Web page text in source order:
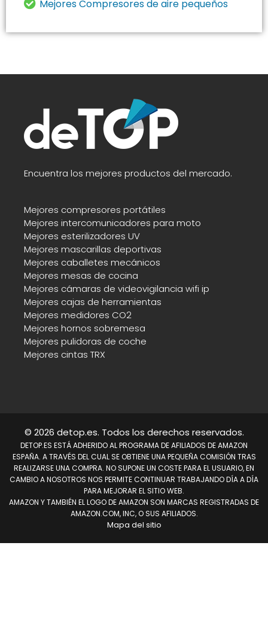
Mejores Compresores de aire pequeños
Encuentra los mejores productos del mercado.
Mejores compresores portátiles
Mejores intercomunicadores para moto
Mejores esterilizadores UV
Mejores mascarillas deportivas
Mejores caballetes mecánicos
Mejores mesas de cocina
Mejores cámaras de videovigilancia wifi ip
Mejores cajas de herramientas
Mejores medidores CO2
Mejores hornos sobremesa
Mejores pulidoras de coche
Mejores cintas TRX
© 2026 detop.es. Todos los derechos reservados.
DETOP.ES ESTÁ ADHERIDO AL PROGRAMA DE AFILIADOS DE AMAZON
ESPAÑA. A TRAVÉS DEL CUAL SE OBTIENE UNA PEQUEÑA COMISIÓN TRAS
REALIZARSE UNA COMPRA. NO SUPONE UN COSTE PARA EL USUARIO, EN
CAMBIO A NOSOTROS NOS PERMITE CONTINUAR TRABAJANDO DÍA A DÍA
PARA MEJORAR EL SITIO WEB.
AMAZON Y TAMBIÉN EL LOGO DE AMAZON SON MARCAS REGISTRADAS DE
AMAZON.COM, INC, O SUS AFILIADOS.
Mapa del sitio